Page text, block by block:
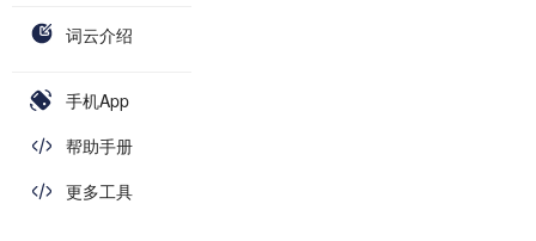
词云介绍
手机App
帮助手册
更多工具